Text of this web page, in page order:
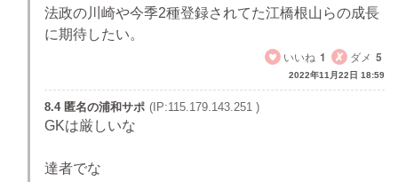
法政の川崎や今季2種登録されてた江橋根山らの成長
に期待したい。
いいね 1 ダメ 5
2022年11月22日 18:59
8.4 匿名の浦和サポ (IP:115.179.143.251 )
GKは厳しいな
達者でな